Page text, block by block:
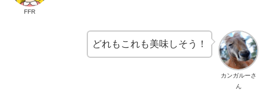
FFR
カンガルーさ
ん
どれもこれも美味しそう！